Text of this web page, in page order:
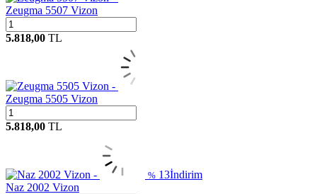
Zeugma 5507 Vizon
5.818,00 TL
Zeugma 5505 Vizon
5.818,00 TL
% 13İndirim
Naz 2002 Vizon